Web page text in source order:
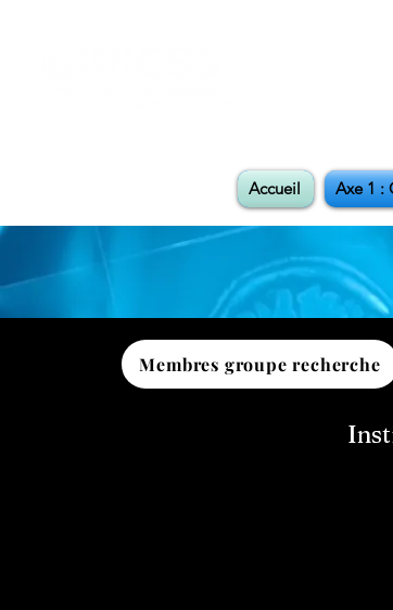
Accueil Axe 1 :
Membres groupe recherche